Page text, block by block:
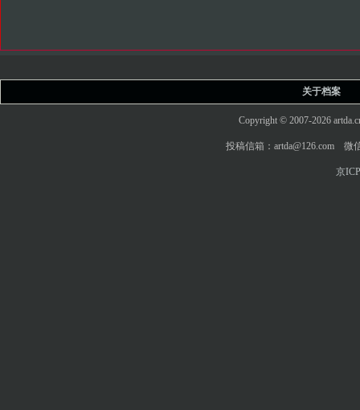
关于档案
Copyright © 2007-2026
投稿信箱：artda@126.com 微
京